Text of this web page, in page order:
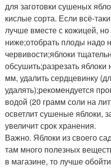
для заготовки сушеных
кислые сорта. Если всё-
лучше вместе с кожицей, но
ниже;отобрать плоды надо
червивости;яблоки
обсушить;разрезать
мм, удалить сердцевинку
удалять);рекомендуется
водой (20 грамм соли на
осветлит сушеные яблоки,
увеличит срок хранения.
Важно. Яблоки из своего
там много полезных
в магазине, то лучше